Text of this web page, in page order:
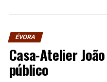
ÉVORA
Casa-Atelier
público